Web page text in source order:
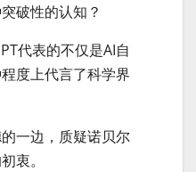
破性的认知？
代表的不仅是AI自
度上代言了科学界
一边，质疑诺贝尔
衷。